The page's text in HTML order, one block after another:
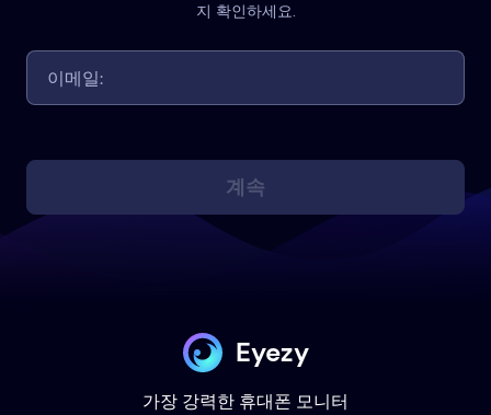
지 확인하세요.
계속
Eyezy
가장 강력한 휴대폰 모니터